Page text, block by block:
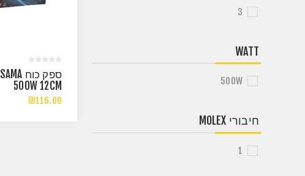
ספק כוח SAMA
500W 12CM
₪116.00
3
WATT
500W
חיבורי MOLEX
1